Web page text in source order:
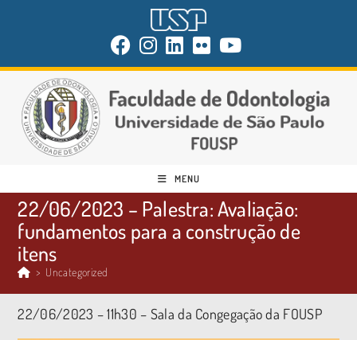
MENU
22/06/2023 – Palestra: Avaliação:
fundamentos para a construção de
itens
> Uncategorized
22/06/2023 – 11h30 – Sala da Congegação da FOUSP